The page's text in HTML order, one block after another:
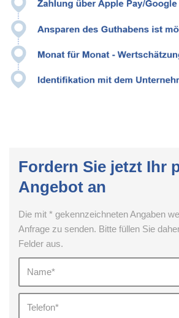
Fordern Sie jetzt Ihr
Angebot an
Die mit * gekennzeichneten Angaben
Anfrage zu senden. Bitte füllen Sie
Felder aus.